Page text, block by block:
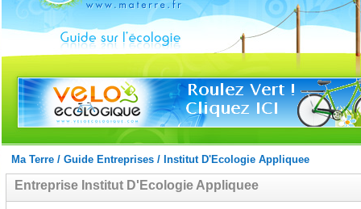
Ma Terre/ Guide Entreprises/ Institut D'Ecologie Appliquee
Entreprise Institut D'Ecologie Appliquee